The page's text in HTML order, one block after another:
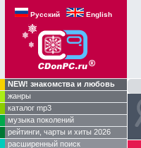
Русский English
NEW! знакомства и любовь
жанры
каталог mp3
музыка поколений
рейтинги, чарты и хиты 2026
расширенный поиск